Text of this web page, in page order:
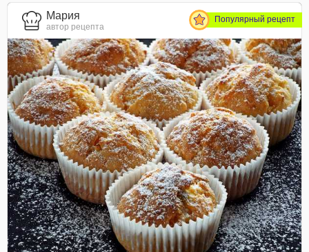
Мария
автор рецепта
Популярный рецепт